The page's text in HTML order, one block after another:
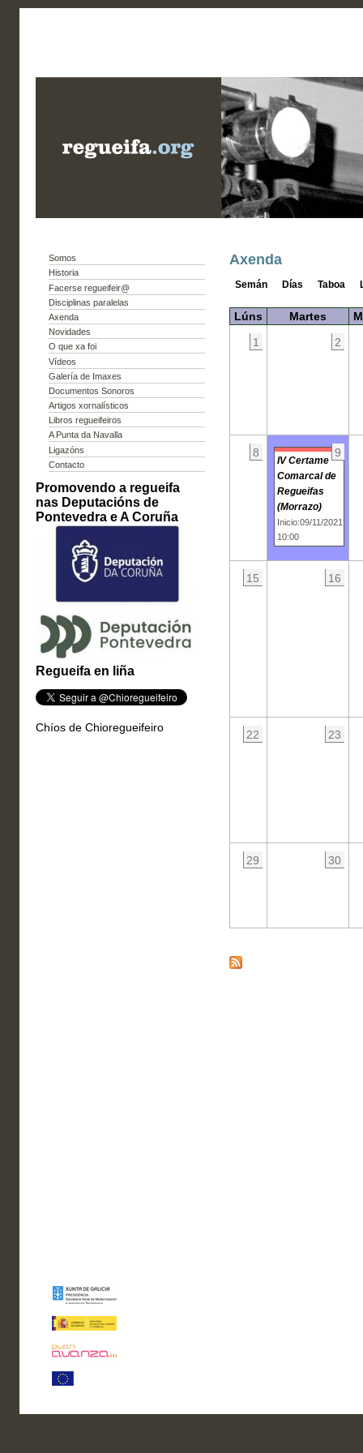
Somos
Historia
Facerse regueifeir@
Disciplinas paralelas
Axenda
Novidades
O que xa foi
Vídeos
Galería de Imaxes
Documentos Sonoros
Artigos xornalísticos
Libros regueifeiros
A Punta da Navalla
Ligazóns
Contacto
Promovendo a regueifa
nas Deputacións de
Pontevedra e A Coruña
Regueifa en liña
Chíos de Chioregueifeiro
Axenda
Semán Días Taboa
Lúns Martes
1
2
8 9
IV Certame
Comarcal de
Regueifas
(Morrazo)
Inicio:09/11/2021
10:00
15 16
22 23
29 30